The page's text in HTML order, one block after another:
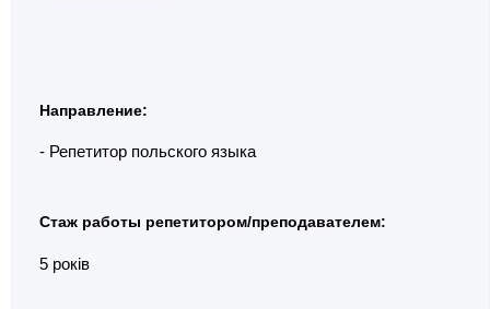
Направление:
- Репетитор польского языка
Стаж работы репетитором/преподавателем:
5 років